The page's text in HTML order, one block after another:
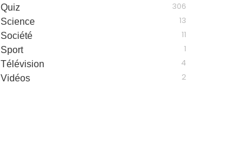
Quiz 306
Science 13
Société 11
Sport 1
Télévision 4
Vidéos 2